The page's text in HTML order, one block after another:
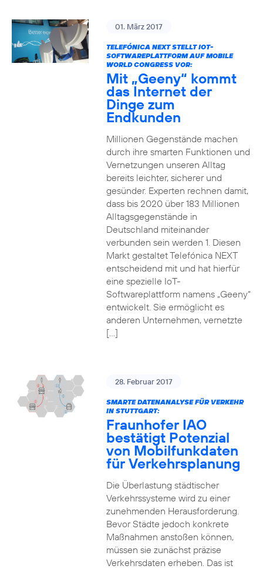
01. März 2017
TELEFÓNICA NEXT STELLT IOT-
SOFTWAREPLATTFORM AUF MOBILE
WORLD CONGRESS VOR:
Mit „Geeny“ kommt
das Internet der
Dinge zum
Endkunden
Millionen Gegenstände machen
durch ihre smarten Funktionen und
Vernetzungen unseren Alltag
bereits leichter, sicherer und
gesünder. Experten rechnen damit,
dass bis 2020 über 183 Millionen
Alltagsgegenstände in
Deutschland miteinander
verbunden sein werden 1. Diesen
Markt gestaltet Telefónica NEXT
entscheidend mit und hat hierfür
eine spezielle IoT-
Softwareplattform namens „Geeny“
entwickelt. Sie ermöglicht es
anderen Unternehmen, vernetzte
[…]
28. Februar 2017
SMARTE DATENANALYSE FÜR VERKEHR
IN STUTTGART:
Fraunhofer IAO
bestätigt Potenzial
von Mobilfunkdaten
für Verkehrsplanung
Die Überlastung städtischer
Verkehrssysteme wird zu einer
zunehmenden Herausforderung.
Bevor Städte jedoch konkrete
Maßnahmen anstoßen können,
müssen sie zunächst präzise
Verkehrsdaten erheben. Das ist